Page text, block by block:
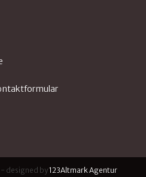
designed by123Altmark Agentur